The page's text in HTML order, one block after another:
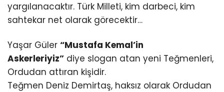
yargılanacaktır. Türk Milleti, kim darbeci, kim
sahtekar net olarak görecektir…
Yaşar Güler “Mustafa Kemal’in
Askerleriyiz” diye slogan atan yeni Teğmenleri,
Ordudan attıran kişidir.
Teğmen Deniz Demirtaş, haksız olarak Ordudan